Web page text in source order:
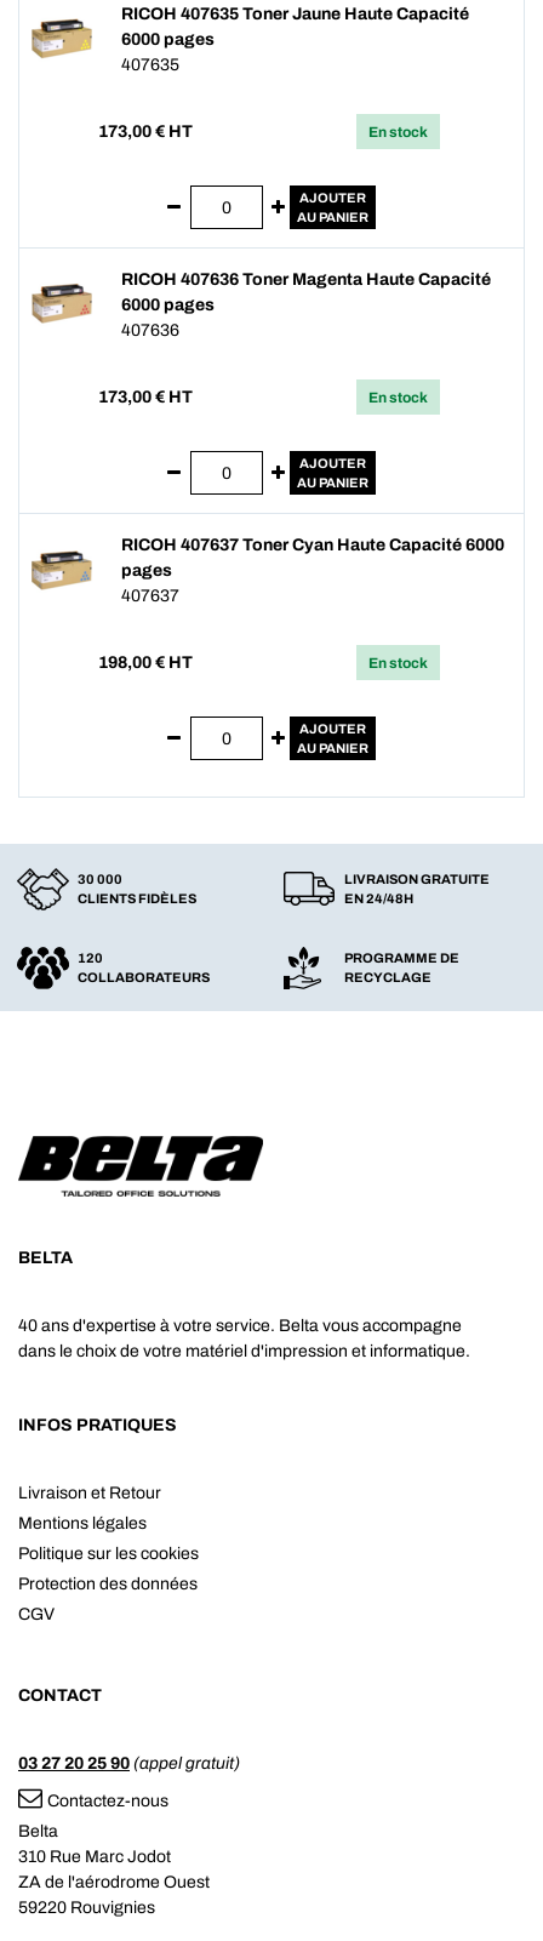
RICOH 407635 Toner Jaune Haute Capacité
6000 pages
407635
173,00 € HT En stock
AJOUTER
AU PANIER
RICOH 407636 Toner Magenta Haute Capacité
6000 pages
407636
173,00 € HT En stock
AJOUTER
AU PANIER
RICOH 407637 Toner Cyan Haute Capacité 6000
pages
407637
198,00 € HT En stock
AJOUTER
AU PANIER
30 000
CLIENTS FIDÈLES
LIVRAISON GRATUITE
EN 24/48H
120
COLLABORATEURS
PROGRAMME DE
RECYCLAGE
BELTA
40 ans d'expertise à votre service. Belta vous accompagne
dans le choix de votre matériel d'impression et informatique.
INFOS PRATIQUES
Livraison et Retour
Mentions légales
Politique sur les cookies
Protection des données
CGV
CONTACT
03 27 20 25 90 (appel gratuit)
Contactez-nous
Belta
310 Rue Marc Jodot
ZA de l'aérodrome Ouest
59220 Rouvignies